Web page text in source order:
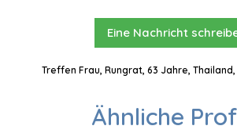
Eine Nachricht
Treffen Frau, Rungrat, 63 Jahre, Thailand,
Ähnliche